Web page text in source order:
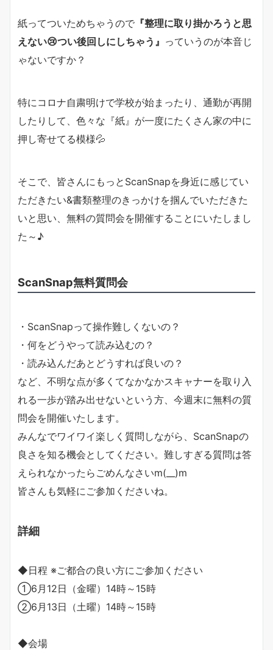
紙ってついためちゃうので 『整理に取り掛かろうと思
えない😢つい後回しにしちゃう』 っていうのが本音じ
ゃないですか？
特にコロナ自粛明けで学校が始まったり、通勤が再開
したりして、色々な『紙』が一度にたくさん家の中に
押し寄せてる模様💦
そこで、皆さんにもっとScanSnapを身近に感じてい
ただきたい&書類整理のきっかけを掴んでいただきた
いと思い、無料の質問会を開催することにいたしまし
た～♪
ScanSnap無料質問会
・ScanSnapって操作難しくないの？
・何をどうやって読み込むの？
・読み込んだあとどうすれば良いの？
など、不明な点が多くてなかなかスキャナーを取り入
れる一歩が踏み出せないという方、今週末に無料の質
問会を開催いたします。
みんなでワイワイ楽しく質問しながら、ScanSnapの
良さを知る機会としてください。難しすぎる質問は答
えられなかったらごめんなさいm(__)m
皆さんも気軽にご参加くださいね。
詳細
◆日程 ※ご都合の良い方にご参加ください
①6月12日（金曜）14時～15時
②6月13日（土曜）14時～15時
◆会場